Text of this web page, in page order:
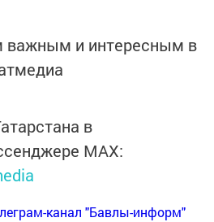
важным и интересным в
в
MАХ:
канал "Бавлы-информ"